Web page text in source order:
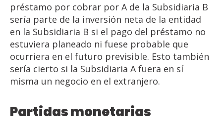
préstamo por cobrar por A de la Subsidiaria B
sería parte de la inversión neta de la entidad
en la Subsidiaria B si el pago del préstamo no
estuviera planeado ni fuese probable que
ocurriera en el futuro previsible. Esto también
sería cierto si la Subsidiaria A fuera en sí
misma un negocio en el extranjero.
Partidasmonetarias